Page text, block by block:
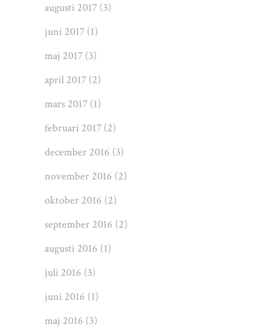
augusti 2017 (3)
juni 2017 (1)
maj 2017 (3)
april 2017 (2)
mars 2017 (1)
februari 2017 (2)
december 2016 (3)
november 2016 (2)
oktober 2016 (2)
september 2016 (2)
augusti 2016 (1)
juli 2016 (3)
juni 2016 (1)
maj 2016 (3)